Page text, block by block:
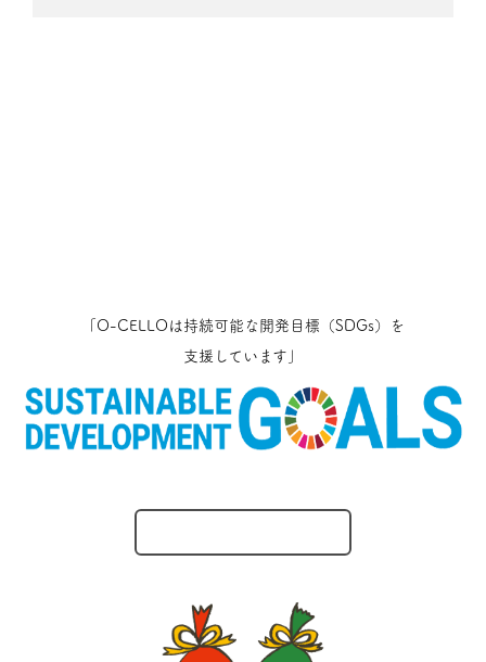
「O-CELLOは持続可能な開発目標（SDGs）を
支援しています」